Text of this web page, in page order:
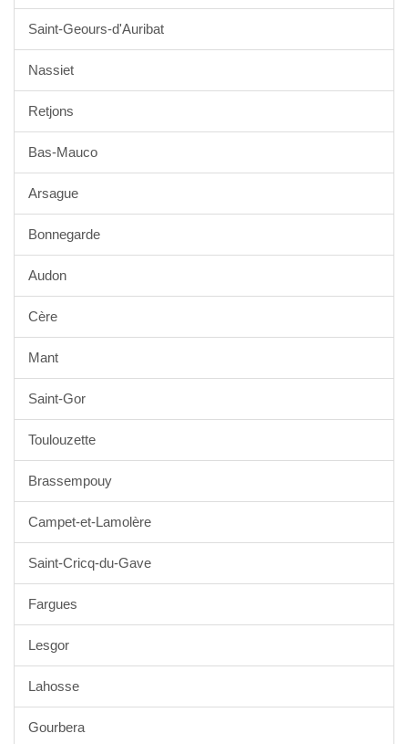
Saint-Geours-d'Auribat
Nassiet
Retjons
Bas-Mauco
Arsague
Bonnegarde
Audon
Cère
Mant
Saint-Gor
Toulouzette
Brassempouy
Campet-et-Lamolère
Saint-Cricq-du-Gave
Fargues
Lesgor
Lahosse
Gourbera